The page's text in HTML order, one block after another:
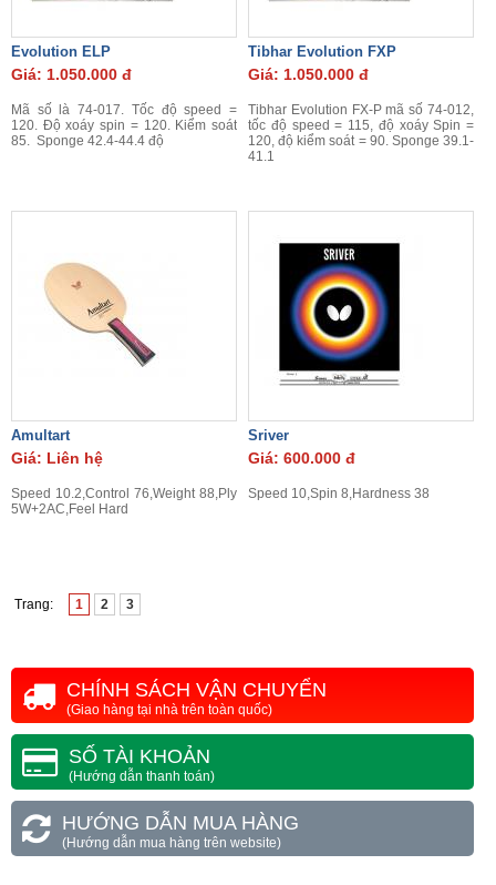
Evolution ELP
Giá: 1.050.000 đ
Mã số là 74-017. Tốc độ speed =
120. Độ xoáy spin = 120. Kiểm soát
85. Sponge 42.4-44.4 độ
Tibhar Evolution FXP
Giá: 1.050.000 đ
Tibhar Evolution FX-P mã số 74-012,
tốc độ speed = 115, độ xoáy Spin =
120, độ kiểm soát = 90. Sponge 39.1-
41.1
Amultart
Giá: Liên hệ
Speed 10.2,Control 76,Weight 88,Ply
5W+2AC,Feel Hard
Sriver
Giá: 600.000 đ
Speed 10,Spin 8,Hardness 38
Trang: 1 2 3
CHÍNH SÁCH VẬN CHUYỂN
(Giao hàng tại nhà trên toàn quốc)
SỐ TÀI KHOẢN
(Hướng dẫn thanh toán)
HƯỚNG DẪN MUA HÀNG
(Hướng dẫn mua hàng trên website)